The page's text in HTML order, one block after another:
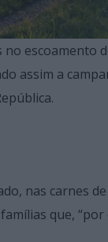
assim a
nas carnes
que,